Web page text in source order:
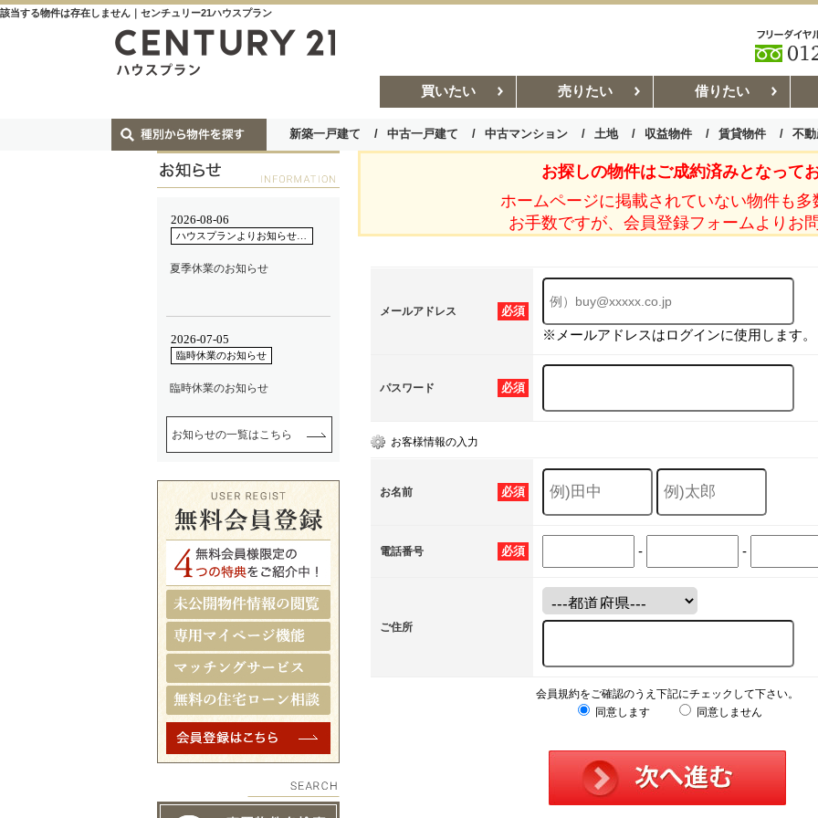
該当する物件は存在しません｜センチュリー21ハウスプラン
買いたい 売りたい 借りたい
新築一戸建て 中古一戸建て 中古マンション 土地 収益物件 賃貸物件 不
お部屋探しコラム 賃貸管理コ
お探しの物件はご成約済みとなってお
ホームページに掲載されていない物件も多
お手数ですが、会員登録フォームよりお
必須
メールアドレス
※メールアドレスはログインに使用します。
必須
パスワード
お客様情報の入力
必須
お名前
必須
電話番号 - -
ご住所
会員規約をご確認のうえ下記にチェックして下さい。
同意します
同意しません
お知らせの一覧はこちら